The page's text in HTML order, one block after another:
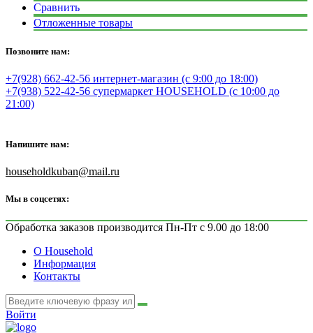
Сравнить
Отложенные товары
Позвоните нам:
+7(928) 662-42-56 интернет-магазин (с 9:00 до 18:00)
+7(938) 522-42-56 супермаркет HOUSEHOLD (с 10:00 до
21:00)
Напишите нам:
householdkuban@mail.ru
Мы в соцсетях:
Обработка заказов производится Пн-Пт с 9.00 до 18:00
О Household
Информация
Контакты
Войти